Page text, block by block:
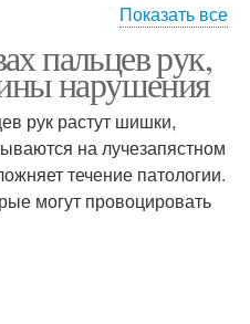
Руки по утрам
Гигромы на руках
Показать все
пальцев рук,
нарушения
рук растут шишки,
на лучезапястном
течение патологии.
могут провоцировать